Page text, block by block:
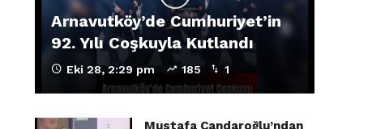
Arnavutköy’de Cumhuriyet’in
92. Yılı Coşkuyla Kutlandı
Eki 28, 2:29 pm 185 1
Mustafa Candaroğlu’ndan